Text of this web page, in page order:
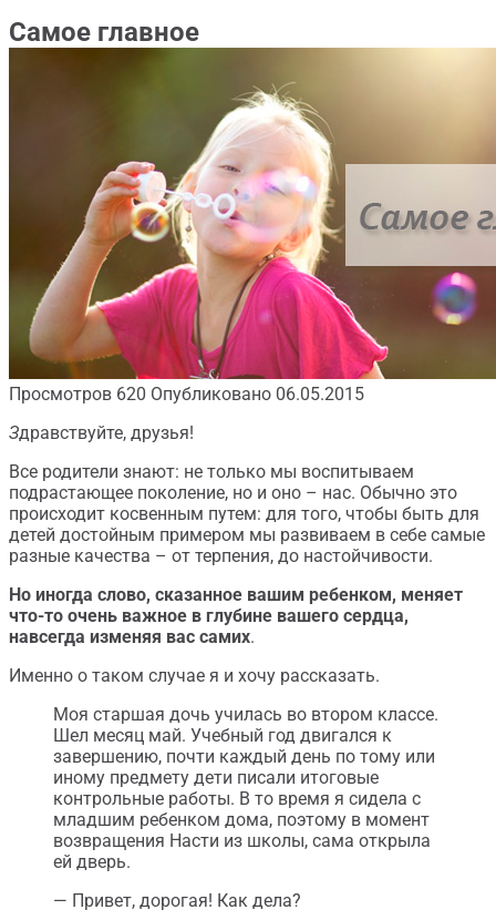
Самое главное
Просмотров 620 Опубликовано 06.05.2015
Здравствуйте, друзья!
Все родители знают: не только мы воспитываем
подрастающее поколение, но и оно – нас. Обычно это
происходит косвенным путем: для того, чтобы быть для
детей достойным примером мы развиваем в себе самые
разные качества – от терпения, до настойчивости.
Но иногда слово, сказанное вашим ребенком, меняет
что-то очень важное в глубине вашего сердца,
навсегда изменяя вас самих.
Именно о таком случае я и хочу рассказать.
Моя старшая дочь училась во втором классе.
Шел месяц май. Учебный год двигался к
завершению, почти каждый день по тому или
иному предмету дети писали итоговые
контрольные работы. В то время я сидела с
младшим ребенком дома, поэтому в момент
возвращения Насти из школы, сама открыла
ей дверь.
— Привет, дорогая! Как дела?